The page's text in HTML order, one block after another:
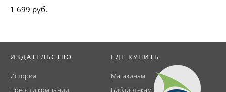
1 699 руб.
ИЗДАТЕЛЬСТВО
История
Новости компании
ГДЕ КУПИТЬ
Магазинам
Библиотекам